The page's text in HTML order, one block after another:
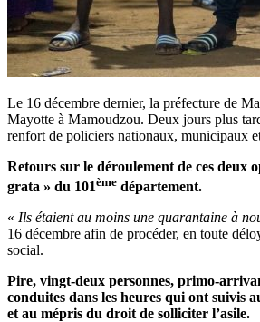
Le 16 décembre dernier, la préfecture de
Mayotte à Mamoudzou. Deux jours plus
renfort de policiers nationaux, municipaux
Retours sur le déroulement de ces deux
grata » du 101ème département.
« Ils étaient au moins une quarantaine à
16 décembre afin de procéder, en toute
social.
Pire, vingt-deux personnes, primo-
conduites dans les heures qui ont suivis
et au mépris du droit de solliciter l’asile.